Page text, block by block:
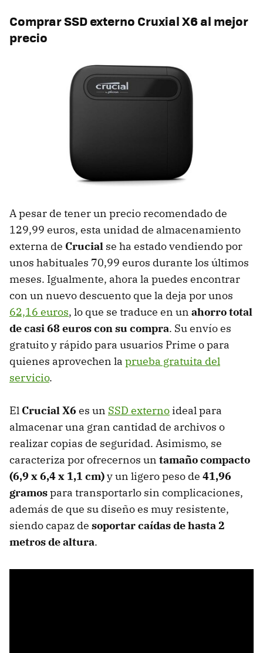
Comprar SSD externo Cruxial X6 al mejor
precio
A pesar de tener un precio recomendado de
129,99 euros, esta unidad de almacenamiento
externa de Crucial se ha estado vendiendo por
unos habituales 70,99 euros durante los últimos
meses. Igualmente, ahora la puedes encontrar
con un nuevo descuento que la deja por unos
62,16 euros, lo que se traduce en un ahorro total
de casi 68 euros con su compra. Su envío es
gratuito y rápido para usuarios Prime o para
quienes aprovechen la prueba gratuita del
servicio.
El Crucial X6 es un SSD externo ideal para
almacenar una gran cantidad de archivos o
realizar copias de seguridad. Asimismo, se
caracteriza por ofrecernos un tamaño compacto
(6,9 x 6,4 x 1,1 cm)yun ligero peso de 41,96
gramospara transportarlo sin complicaciones,
además de que su diseño es muy resistente,
siendo capaz de soportar caídas de hasta 2
metros de altura.